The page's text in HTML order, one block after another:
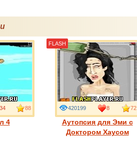
4
34 88
Аутопсия для Эми с
Доктором Хаусом
420199 8 72
FLASH